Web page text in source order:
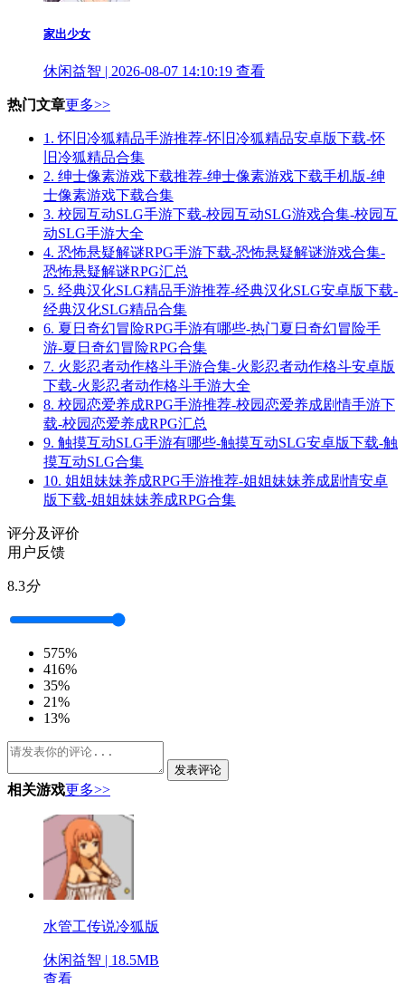
家出少女
休闲益智 | 2026-08-07 14:10:19 查看
热门文章更多>>
1. 怀旧冷狐精品手游推荐-怀旧冷狐精品安卓版下载-怀
旧冷狐精品合集
2. 绅士像素游戏下载推荐-绅士像素游戏下载手机版-绅
士像素游戏下载合集
3. 校园互动SLG手游下载-校园互动SLG游戏合集-校园互
动SLG手游大全
4. 恐怖悬疑解谜RPG手游下载-恐怖悬疑解谜游戏合集-
恐怖悬疑解谜RPG汇总
5. 经典汉化SLG精品手游推荐-经典汉化SLG安卓版下载-
经典汉化SLG精品合集
6. 夏日奇幻冒险RPG手游有哪些-热门夏日奇幻冒险手
游-夏日奇幻冒险RPG合集
7. 火影忍者动作格斗手游合集-火影忍者动作格斗安卓版
下载-火影忍者动作格斗手游大全
8. 校园恋爱养成RPG手游推荐-校园恋爱养成剧情手游下
载-校园恋爱养成RPG汇总
9. 触摸互动SLG手游有哪些-触摸互动SLG安卓版下载-触
摸互动SLG合集
10. 姐姐妹妹养成RPG手游推荐-姐姐妹妹养成剧情安卓
版下载-姐姐妹妹养成RPG合集
评分及评价
用户反馈
8.3分
575%
416%
35%
21%
13%
发表评论
相关游戏更多>>
水管工传说冷狐版
休闲益智 | 18.5MB
查看